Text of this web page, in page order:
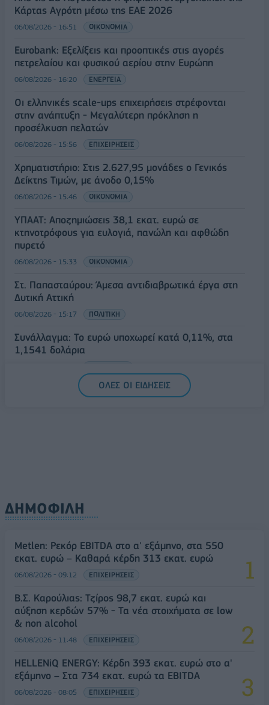
Κάρτας Αγρότη μέσω της ΕΑΕ 2026
06/08/2026 - 16:51 ΟΙΚΟΝΟΜΙΑ
Eurobank: Εξελίξεις και προοπτικές στις αγορές
πετρελαίου και φυσικού αερίου στην Ευρώπη
06/08/2026 - 16:20 ΕΝΕΡΓΕΙΑ
Οι ελληνικές scale-ups επιχειρήσεις στρέφονται
στην ανάπτυξη - Μεγαλύτερη πρόκληση η
προσέλκυση πελατών
06/08/2026 - 15:56 ΕΠΙΧΕΙΡΗΣΕΙΣ
Χρηματιστήριο: Στις 2.627,95 μονάδες ο Γενικός
Δείκτης Τιμών, με άνοδο 0,15%
06/08/2026 - 15:46 ΟΙΚΟΝΟΜΙΑ
ΥΠΑΑΤ: Αποζημιώσεις 38,1 εκατ. ευρώ σε
κτηνοτρόφους για ευλογιά, πανώλη και αφθώδη
πυρετό
06/08/2026 - 15:33 ΟΙΚΟΝΟΜΙΑ
Στ. Παπασταύρου: Άμεσα αντιδιαβρωτικά έργα στη
Δυτική Αττική
06/08/2026 - 15:17 ΠΟΛΙΤΙΚΗ
Συνάλλαγμα: Το ευρώ υποχωρεί κατά 0,11%, στα
1,1541 δολάρια
ΟΛΕΣ ΟΙ ΕΙΔΗΣΕΙΣ
ΔΗΜΟΦΙΛΗ
Metlen: Ρεκόρ EBITDA στο α' εξάμηνο, στα 550
εκατ. ευρώ – Καθαρά κέρδη 313 εκατ. ευρώ
06/08/2026 - 09:12 ΕΠΙΧΕΙΡΗΣΕΙΣ
Β.Σ. Καρούλιας: Τζίρος 98,7 εκατ. ευρώ και
αύξηση κερδών 57% - Τα νέα στοιχήματα σε low
& non alcohol
06/08/2026 - 11:48 ΕΠΙΧΕΙΡΗΣΕΙΣ
HELLENiQ ENERGY: Κέρδη 393 εκατ. ευρώ στο α'
εξάμηνο – Στα 734 εκατ. ευρώ τα EBITDA
06/08/2026 - 08:05 ΕΠΙΧΕΙΡΗΣΕΙΣ